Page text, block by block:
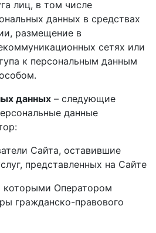
лиц, в том числе
данных в средствах
размещение в
сетях или
к персональным данным
данных – следующие
данные
Сайта, оставившие
представленных на Сайте
которыми Оператором
гражданско-правового